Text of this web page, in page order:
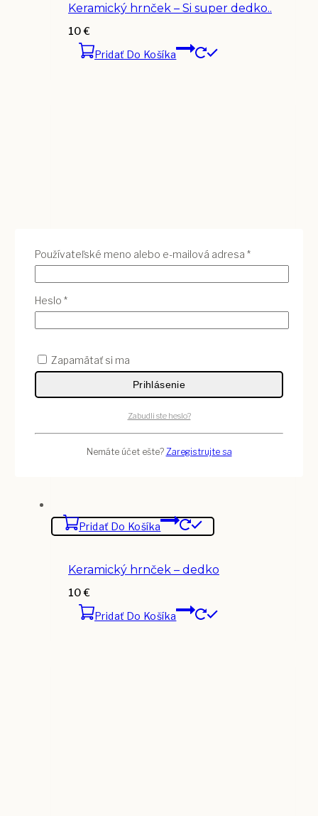
Keramický hrnček – Si super dedko..
10€
Pridať Do Košíka
Pridať Do Košíka
Keramický hrnček – dedko
10€
Pridať Do Košíka
Používateľské meno alebo e-mailová adresa *Povinné
Heslo *Povinné
Zapamätať si ma
Prihlásenie
Zabudli ste heslo?
Nemáte účet ešte? Zaregistrujte sa